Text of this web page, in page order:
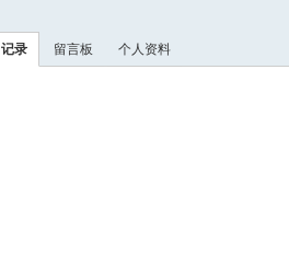
记录 留言板 个人资料